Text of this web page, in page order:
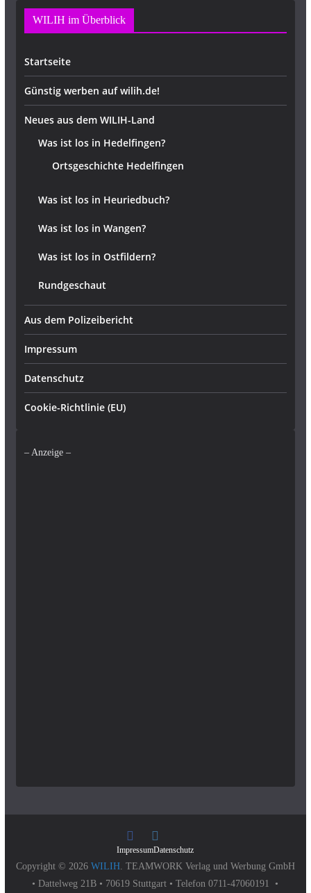
WILIH im Überblick
Startseite
Günstig werben auf wilih.de!
Neues aus dem WILIH-Land
Was ist los in Hedelfingen?
Ortsgeschichte Hedelfingen
Was ist los in Heuriedbuch?
Was ist los in Wangen?
Was ist los in Ostfildern?
Rundgeschaut
Aus dem Polizeibericht
Impressum
Datenschutz
Cookie-Richtlinie (EU)
– Anzeige –
ImpressumDatenschutz
Copyright © 2026 WILIH. TEAMWORK Verlag und Werbung GmbH
• Dattelweg 21B • 70619 Stuttgart • Telefon 0711-47060191 •